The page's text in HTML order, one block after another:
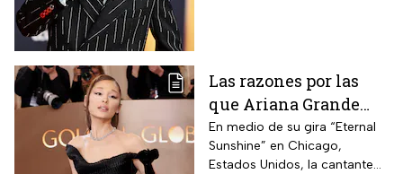
Las razones por las
que Ariana Grande
hará una pausa en su
carrera
En medio de su gira “Eternal
Sunshine” en Chicago,
Estados Unidos, la cantante